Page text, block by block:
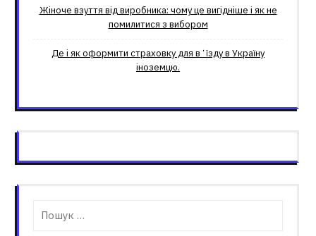
Жіноче взуття від виробника: чому це вигідніше і як не
помилитися з вибором
Де і як оформити страховку для вʼїзду в Україну
іноземцю.